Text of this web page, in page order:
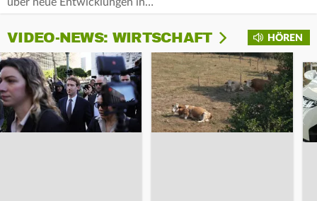
HÖREN
VIDEO-NEWS: WIRTSCHAFT